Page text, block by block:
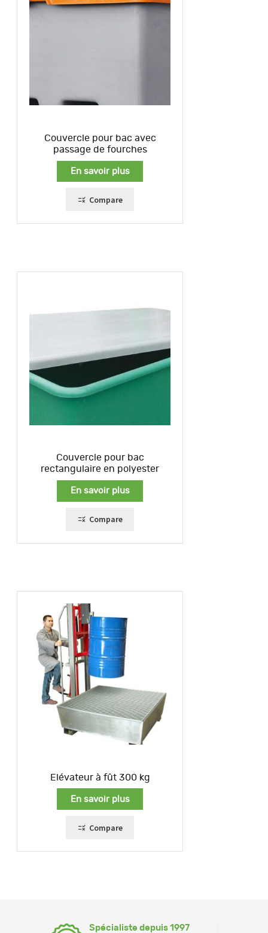
Couvercle pour bac avec
passage de fourches
En savoir plus
Compare
Couvercle pour bac
rectangulaire en polyester
En savoir plus
Compare
Elévateur à fût 300 kg
En savoir plus
Compare
Spécialiste depuis 1997